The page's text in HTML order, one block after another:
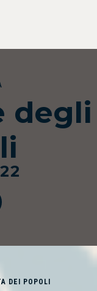
degli
DEI POPOLI